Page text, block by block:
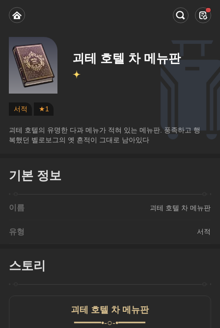
괴테 호텔 차 메뉴판
서적 ★1
괴테 호텔의 유명한 다과 메뉴가 적혀 있는 메뉴판. 풍족하고 행
복했던 벨로보그의 옛 흔적이 그대로 남아있다
기본 정보
이름 괴테 호텔 차 메뉴판
유형 서적
스토리
괴테 호텔 차 메뉴판
━━━━━•-○-•━━━━━